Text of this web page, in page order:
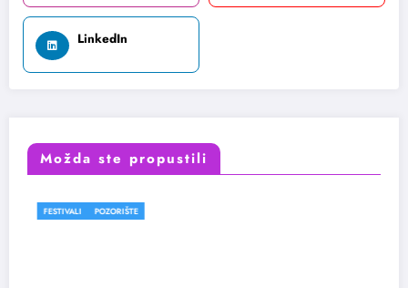
LinkedIn
Možda ste propustili
POZORIŠTE